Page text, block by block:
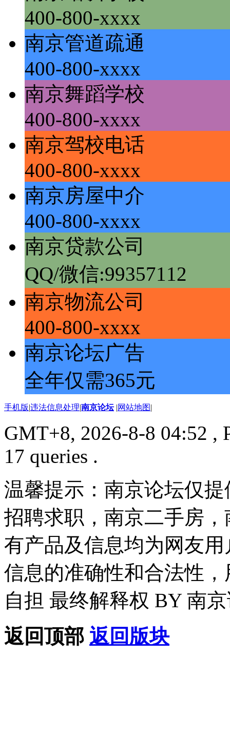
400-800-xxxx
南京管道疏通
400-800-xxxx
南京舞蹈学校
400-800-xxxx
南京驾校电话
400-800-xxxx
南京房屋中介
400-800-xxxx
南京贷款公司
QQ/微信:99357112
南京物流公司
400-800-xxxx
南京论坛广告
全年仅需365元
手机版|违法信息处理|南京论坛 |网站地图|
GMT+8, 2026-8-8 04:52 ,
17 queries .
温馨提示：南京论坛仅
招聘求职，南京二手房
有产品及信息均为网友
信息的准确性和合法性
自担 最终解释权 BY 南
返回顶部 返回版块